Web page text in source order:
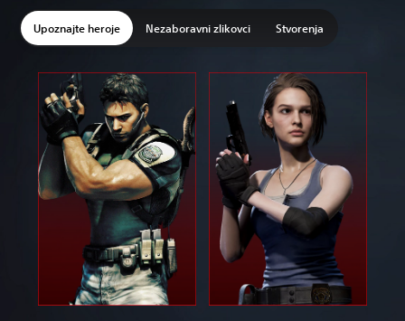
Upoznajte heroje Nezaboravni zlikovci Stvorenja